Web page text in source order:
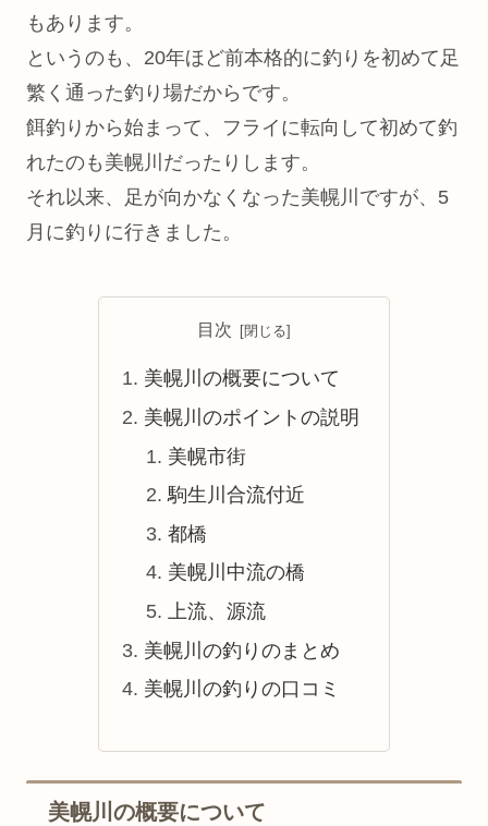
もあります。
というのも、20年ほど前本格的に釣りを初めて足
繁く通った釣り場だからです。
餌釣りから始まって、フライに転向して初めて釣
れたのも美幌川だったりします。
それ以来、足が向かなくなった美幌川ですが、5
月に釣りに行きました。
目次
美幌川の概要について
美幌川のポイントの説明
美幌市街
駒生川合流付近
都橋
美幌川中流の橋
上流、源流
美幌川の釣りのまとめ
美幌川の釣りの口コミ
美幌川の概要について